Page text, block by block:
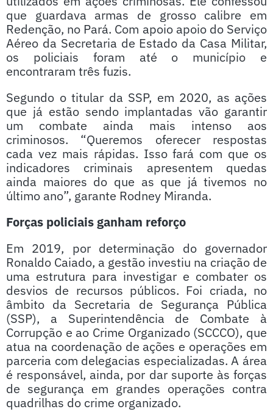
que guardava armas de grosso calibre em
Redenção, no Pará. Com apoio apoio do Serviço
Aéreo da Secretaria de Estado da Casa Militar,
os policiais foram até o município e
encontraram três fuzis.
Segundo o titular da SSP, em 2020, as ações
que já estão sendo implantadas vão garantir
um combate ainda mais intenso aos
criminosos. “Queremos oferecer respostas
cada vez mais rápidas. Isso fará com que os
indicadores criminais apresentem quedas
ainda maiores do que as que já tivemos no
último ano”, garante Rodney Miranda.
Forças policiais ganham reforço
Em 2019, por determinação do governador
Ronaldo Caiado, a gestão investiu na criação de
uma estrutura para investigar e combater os
desvios de recursos públicos. Foi criada, no
âmbito da Secretaria de Segurança Pública
(SSP), a Superintendência de Combate à
Corrupção e ao Crime Organizado (SCCCO), que
atua na coordenação de ações e operações em
parceria com delegacias especializadas. A área
é responsável, ainda, por dar suporte às forças
de segurança em grandes operações contra
quadrilhas do crime organizado.